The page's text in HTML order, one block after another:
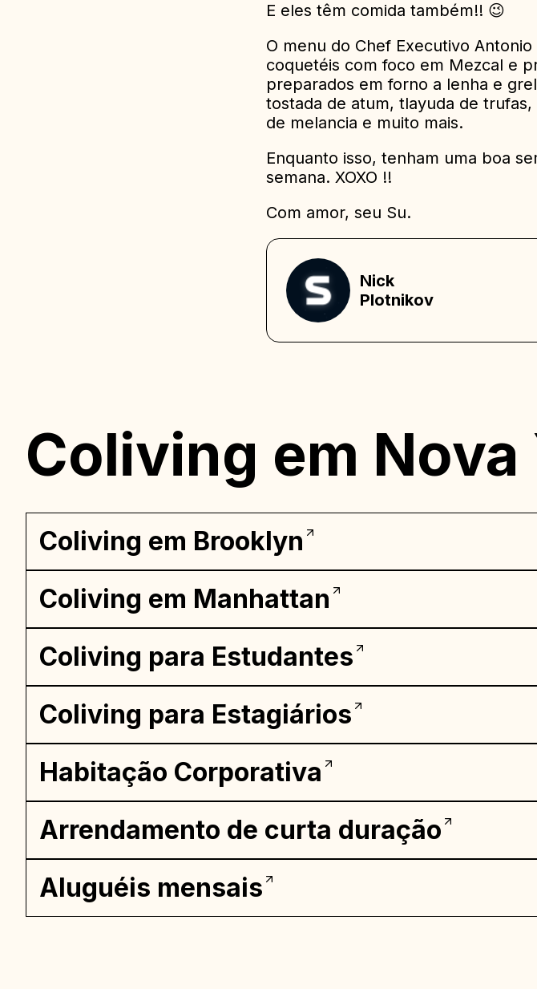
E eles têm comida também!! 😉
O menu do Chef Executivo
coquetéis com foco em Mezcal e
preparados em forno a lenha e
tostada de atum, tlayuda de
de melancia e muito mais.
Enquanto isso, tenham uma boa
semana. XOXO !!
Com amor, seu Su.
Nick
Plotnikov
Coliving em Nova
Coliving em Brooklyn
Coliving em Manhattan
Coliving para Estudantes
Coliving para Estagiários
Habitação Corporativa
Arrendamento de curta duração
Aluguéis mensais